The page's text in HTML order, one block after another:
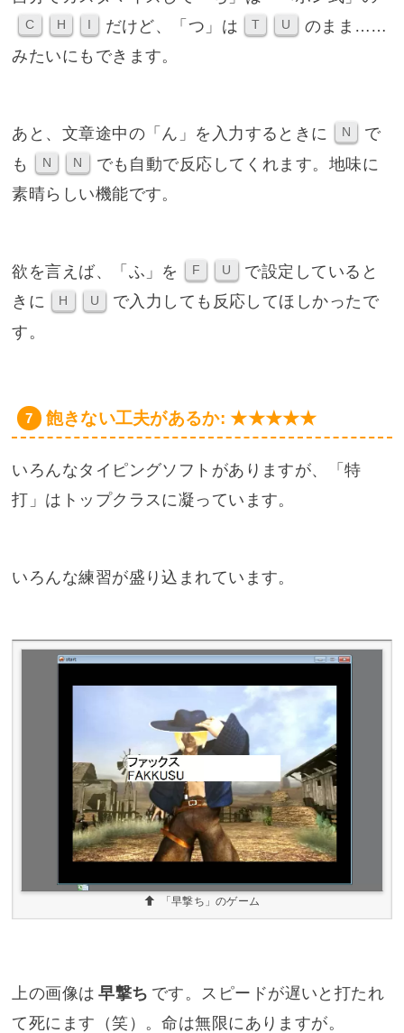
C H I だけど、「つ」は T U
のまま……
みたいにもできます。
あと、文章途中の「ん」を入力するときに N
で
も
N N
でも自動で反応してくれます。地味に
素晴らしい機能です。
欲を言えば、「ふ」を F U
で設定していると
きに
H U
で入力しても反応してほしかったで
す。
飽きない工夫があるか: ★★★★★
いろんなタイピングソフトがありますが、「特
打」はトップクラスに凝っています。
いろんな練習が盛り込まれています。
「早撃ち」のゲーム
上の画像は 早撃ち です。スピードが遅いと打たれ
て死にます（笑）。命は無限にありますが。